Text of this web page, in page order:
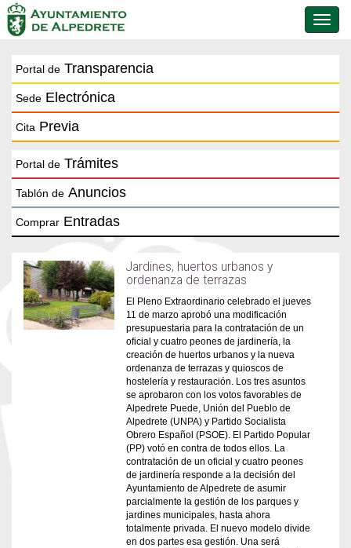
de
Portal de Transparencia
Sede Electrónica
Cita Previa
Portal de Trámites
Tablón de Anuncios
Comprar Entradas
Jardines, huertos urbanos y
ordenanza de terrazas
El Pleno Extraordinario celebrado el jueves
11 de marzo aprobó una modificación
presupuestaria para la contratación de un
oficial y cuatro peones de jardinería, la
creación de huertos urbanos y la nueva
ordenanza de terrazas y quioscos de
hostelería y restauración. Los tres asuntos
se aprobaron con los votos favorables de
Alpedrete Puede, Unión del Pueblo de
Alpedrete (UNPA) y Partido Socialista
Obrero Español (PSOE). El Partido Popular
(PP) votó en contra de todos ellos. La
contratación de un oficial y cuatro peones
de jardinería responde a la decisión del
Ayuntamiento de Alpedrete de asumir
parcialmente la gestión de los parques y
jardines municipales, hasta ahora
totalmente privada. El nuevo modelo divide
en dos partes esa gestión. Una será